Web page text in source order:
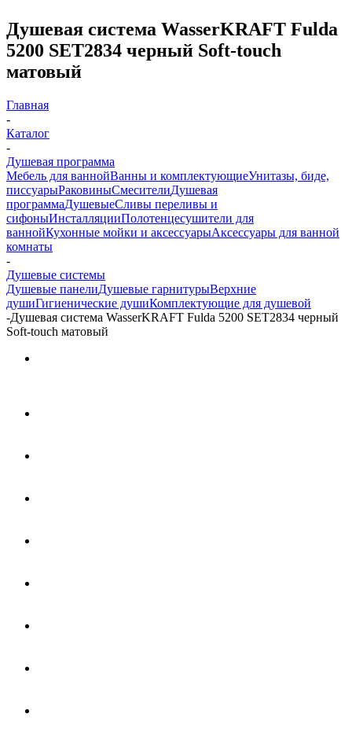
Душевая система WasserKRAFT Fulda
5200 SET2834 черный Soft-touch
матовый
Главная
-
Каталог
-
Душевая программа
Мебель для ваннойВанны и комплектующиеУнитазы, биде,
писсуарыРаковиныСмесителиДушевая
программаДушевыеСливы переливы и
сифоныИнсталляцииПолотенцесушители для
ваннойКухонные мойки и аксессуарыАксессуары для ванной
комнаты
-
Душевые системы
Душевые панелиДушевые гарнитурыВерхние
душиГигиенические душиКомплектующие для душевой
-Душевая система WasserKRAFT Fulda 5200 SET2834 черный
Soft-touch матовый